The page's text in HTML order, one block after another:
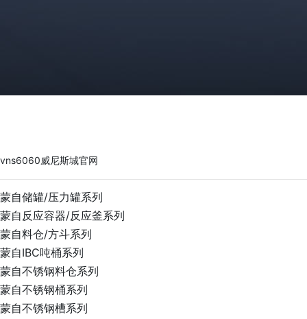
vns6060威尼斯城官网
蒙自储罐/压力罐系列
蒙自反应容器/反应釜系列
蒙自料仓/方斗系列
蒙自IBC吨桶系列
蒙自不锈钢料仓系列
蒙自不锈钢桶系列
蒙自不锈钢槽系列